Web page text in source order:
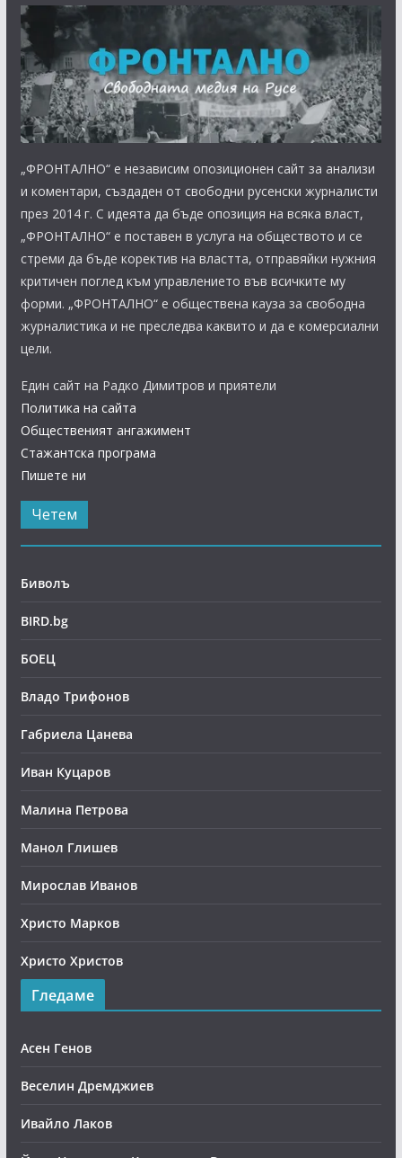
„ФРОНТАЛНО“ е независим опозиционен сайт за анализи
и коментари, създаден от свободни русенски журналисти
през 2014 г. С идеята да бъде опозиция на всяка власт,
„ФРОНТАЛНО“ е поставен в услуга на обществото и се
стреми да бъде коректив на властта, отправяйки нужния
критичен поглед към управлението във всичките му
форми. „ФРОНТАЛНО“ е обществена кауза за свободна
журналистика и не преследва каквито и да е комерсиални
цели.
Един сайт на Радко Димитров и приятели
Политика на сайта
Общественият ангажимент
Стажантска програма
Пишете ни
Четем
Биволъ
BIRD.bg
БОЕЦ
Владо Трифонов
Габриела Цанева
Иван Куцаров
Малина Петрова
Манол Глишев
Мирослав Иванов
Христо Марков
Христо Христов
Гледаме
Асен Генов
Веселин Дремджиев
Ивайло Лаков